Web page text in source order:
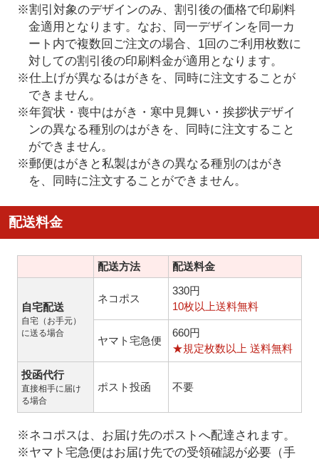
※割引対象のデザインのみ、割引後の価格で印刷料
金適用となります。なお、同一デザインを同一カ
ート内で複数回ご注文の場合、1回のご利用枚数に
対しての割引後の印刷料金が適用となります。
※仕上げが異なるはがきを、同時に注文することが
できません。
※年賀状・喪中はがき・寒中見舞い・挨拶状デザイ
ンの異なる種別のはがきを、同時に注文すること
ができません。
※郵便はがきと私製はがきの異なる種別のはがき
を、同時に注文することができません。
配送料金
配送方法 配送料金
自宅配送
自宅（お手元）
に送る場合
ネコポス
330円
10枚以上送料無料
ヤマト宅急便
660円
★規定枚数以上 送料無料
投函代行
直接相手に届け
る場合
ポスト投函 不要
※ネコポスは、お届け先のポストへ配達されます。
※ヤマト宅急便はお届け先での受領確認が必要（手